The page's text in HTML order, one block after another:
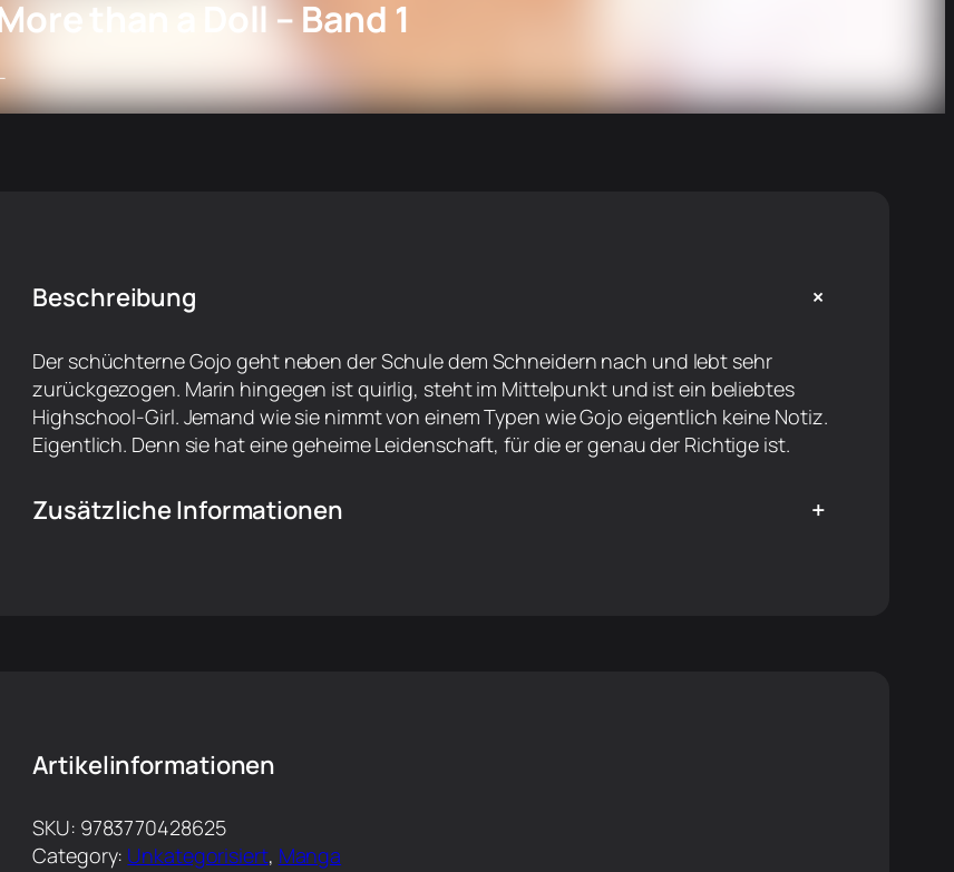
than a Doll – Band 1
Beschreibung +
Der schüchterne Gojo geht neben der Schule dem Schneidern nach und lebt sehr
zurückgezogen. Marin hingegen ist quirlig, steht im Mittelpunkt und ist ein beliebtes
Highschool-Girl. Jemand wie sie nimmt von einem Typen wie Gojo eigentlich keine Notiz.
Eigentlich. Denn sie hat eine geheime Leidenschaft, für die er genau der Richtige ist.
Zusätzliche Informationen +
Artikelinformationen
SKU: 9783770428625
Category: Unkategorisiert, Manga